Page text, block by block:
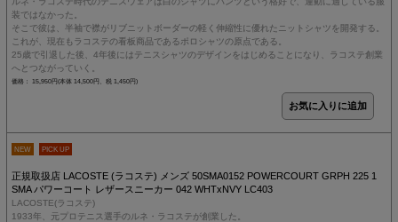
装ではなかった。
そこで彼は、半袖で襟がリブニットボーダーの軽く伸縮性に優れたニットシャツを開発する。
これが、現在もラコステの看板商品であるポロシャツの原点である。
25歳で引退した後、4年後にはテニスシャツのデザインをはじめることになり、ラコステ創業
へとつながっていく。
価格： 15,950円(本体 14,500円、税 1,450円)
NEW PICK UP
正規取扱店 LACOSTE (ラコステ) メンズ 50SMA0152 POWERCOURT GRPH 225 1
SMA パワーコート レザースニーカー 042 WHTxNVY LC403
LACOSTE(ラコステ)
1933年、元プロテニス選手のルネ・ラコステが創業した。